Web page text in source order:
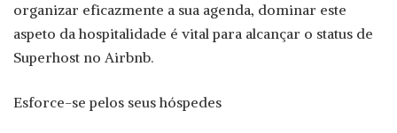
organizar eficazmente a sua agenda, dominar este
aspeto da hospitalidade é vital para alcançar o status de
Superhost no Airbnb.
Esforce-se pelos seus hóspedes